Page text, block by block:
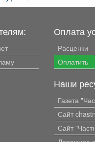
Оплата
Расценки
Оплатить
Наши
Газета
Сайт
Сайт